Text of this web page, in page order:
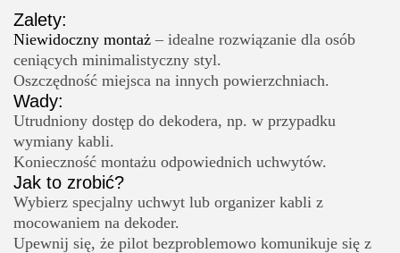
Zalety:
Niewidoczny montaż – idealne rozwiązanie dla osób
ceniących minimalistyczny styl.
Oszczędność miejsca na innych powierzchniach.
Wady:
Utrudniony dostęp do dekodera, np. w przypadku
wymiany kabli.
Konieczność montażu odpowiednich uchwytów.
Jak to zrobić?
Wybierz specjalny uchwyt lub organizer kabli z
mocowaniem na dekoder.
Upewnij się, że pilot bezproblemowo komunikuje się z